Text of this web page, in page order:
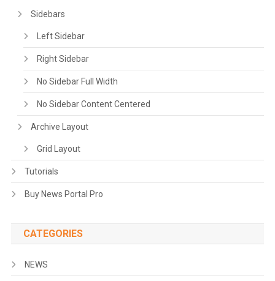
Sidebars
Left Sidebar
Right Sidebar
No Sidebar Full Width
No Sidebar Content Centered
Archive Layout
Grid Layout
Tutorials
Buy News Portal Pro
CATEGORIES
NEWS